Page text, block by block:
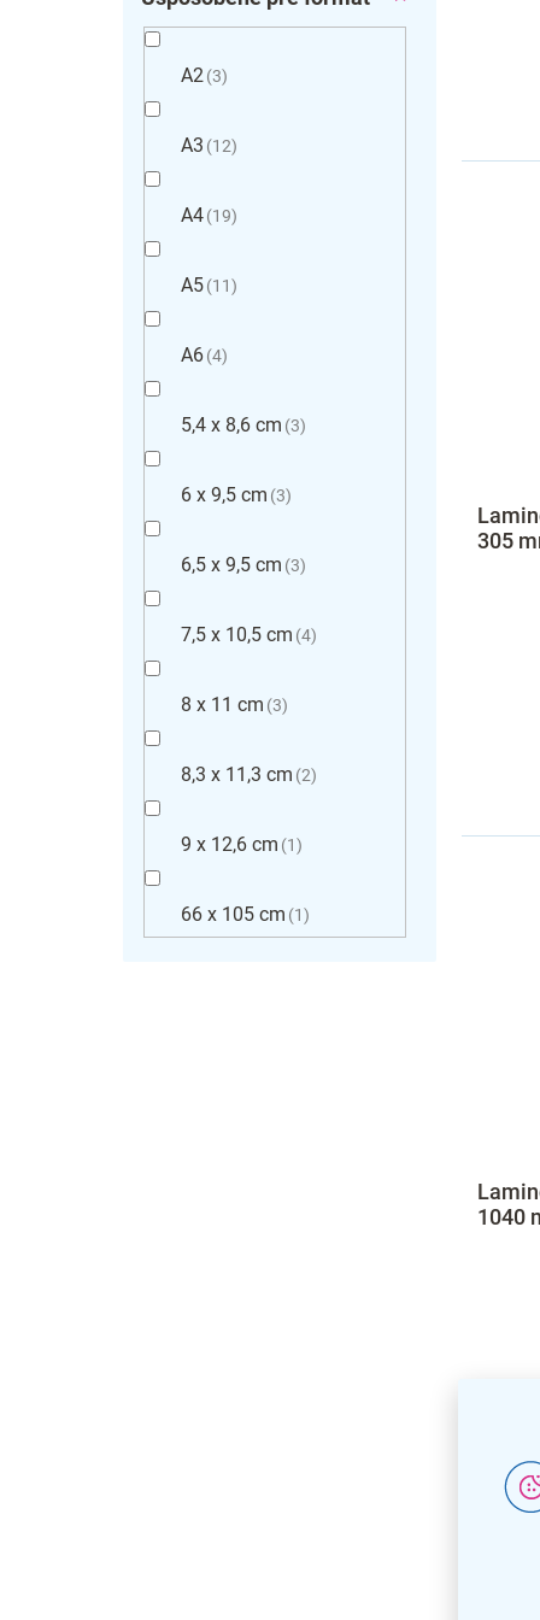
A2 3
A3 12
A4 19
A5 11
A6 4
5,4 x 8,6 cm 3
6 x 9,5 cm 3
6,5 x 9,5 cm 3
7,5 x 10,5 cm 4
8 x 11 cm 3
8,3 x 11,3 cm 2
9 x 12,6 cm 1
66 x 105 cm 1
305
1040